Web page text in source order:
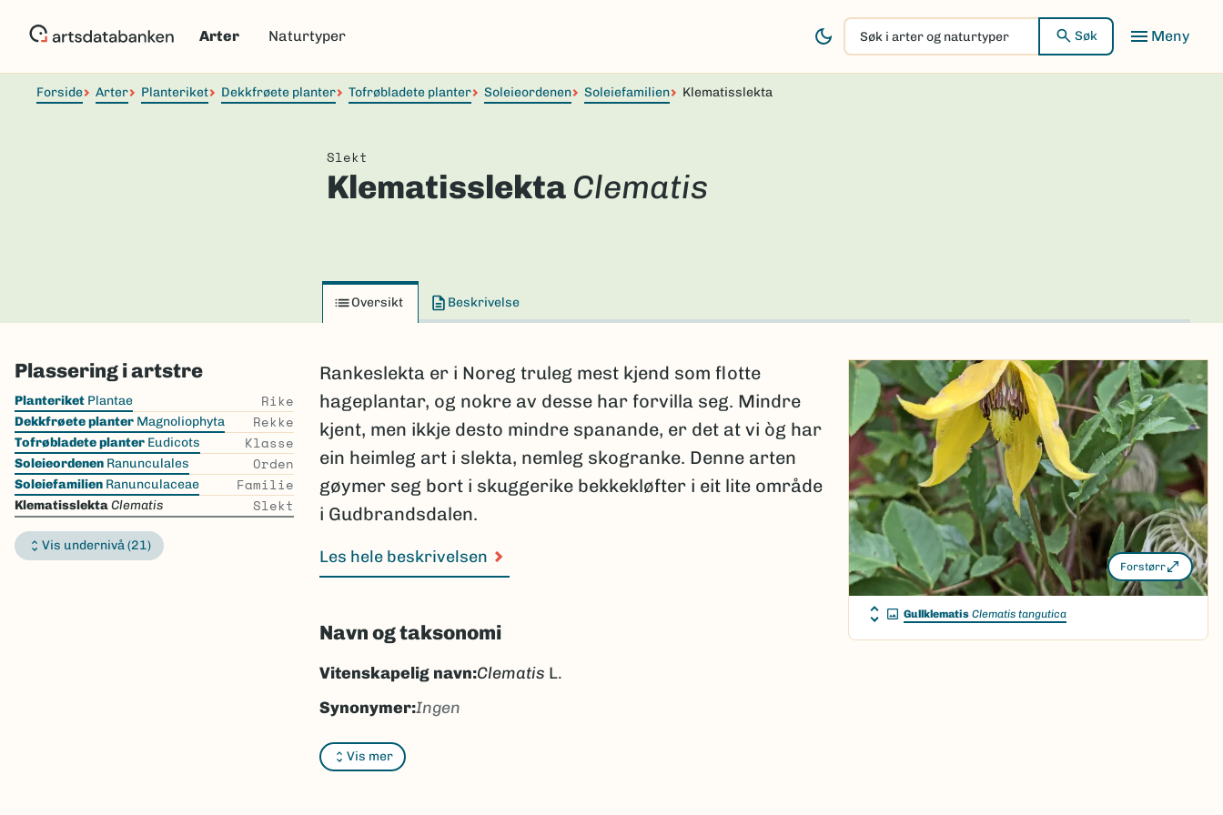
Arter Naturtyper
Søk
i
arter
Søk
Forside Arter Planteriket Dekkfrøete planter Tofrøbladete planter Soleieordenen Soleiefamilien Klematisslekta
Slekt
Klematisslekta Clematis
Oversikt Beskrivelse
Plassering i artstre
Skip
the
list
Planteriket Plantae Rike
Dekkfrøete planter Magnoliophyta Rekke
Tofrøbladete planter Eudicots Klasse
Soleieordenen Ranunculales Orden
Soleiefamilien Ranunculaceae Familie
KlematisslektaClematis Slekt
Vis undernivå (21)
Rankeslekta er i Noreg truleg mest kjend som flotte
hageplantar, og nokre av desse har forvilla seg. Mindre
kjent, men ikkje desto mindre spanande, er det at vi òg har
ein heimleg art i slekta, nemleg skogranke. Denne arten
gøymer seg bort i skuggerike bekkekløfter i eit lite område
i Gudbrandsdalen.
Les hele beskrivelsen
Navn og taksonomi
Vis mer
Vitenskapelig navn:Clematis L.
Synonymer:Ingen
Bokmål:klematisslekta
Nynorsk:rankeslekta
Forstørr
Gullklematis Clematis tangutica